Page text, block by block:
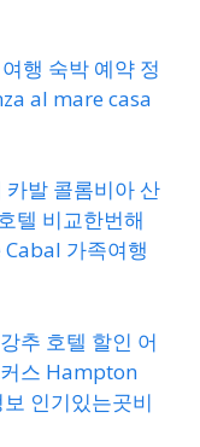
행 숙박 예약 정
al mare casa
발 콜롬비아 산
텔 비교한번해
가족여행
추 호텔 할인 어
커스 Hampton
인기있는곳비